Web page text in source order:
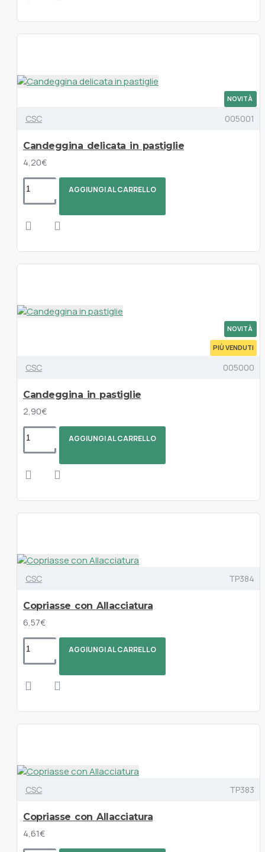
NOVITÀ
CSC 005001
Candeggina delicata in pastiglie
4,20€
AGGIUNGI AL CARRELLO
NOVITÀ
PIÙ VENDUTI
CSC 005000
Candeggina in pastiglie
2,90€
AGGIUNGI AL CARRELLO
CSC TP384
Copriasse con Allacciatura
6,57€
AGGIUNGI AL CARRELLO
CSC TP383
Copriasse con Allacciatura
4,61€